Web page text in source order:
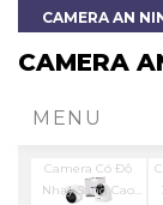
CAMERA AN
CAMERA
MENU
Camera Có Độ
Nhạy Sáng Cao